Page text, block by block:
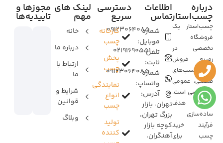
درباره
چسب‌استار
چسب‌استار یک
فروشگاه
تخصصی در
زمینه فروش
انواع چسب‌های
صنعتی، عمومی
و تخصصی است.
ما با هدف
ساده‌سازی
فرآیند خرید
چسب برای
اطلاعات
تماس
شماره
موبایل:
09123064085
تلفن
ثابت:
02191690551
شماره
واتساپ:
09123064085
آدرس:
تهران، بازار
بزرگ تهران،
کوچه بازار
آهنگران،
دسترسی
سریع
کارخانه
چسب
پخش
چسب
نمایندگی
انواع
چسب
تولید
کننده
لینک های
مهم
خانه
درباره ما
ارتباط با
ما
شرایط و
قوانین
وبلاگ
مجوزها و
تاییدیه‌ها